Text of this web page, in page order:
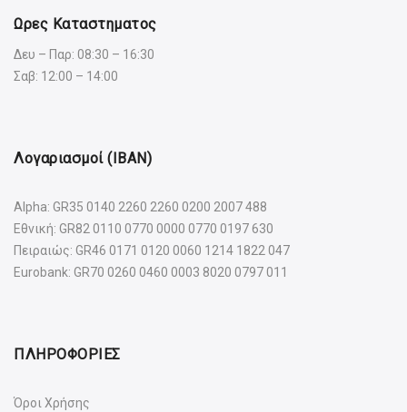
Ωρες Καταστηματος
Δευ – Παρ: 08:30 – 16:30
Σαβ: 12:00 – 14:00
Λογαριασμοί (IBAN)
Alpha: GR35 0140 2260 2260 0200 2007 488
Εθνική: GR82 0110 0770 0000 0770 0197 630
Πειραιώς: GR46 0171 0120 0060 1214 1822 047
Eurobank: GR70 0260 0460 0003 8020 0797 011
ΠΛΗΡΟΦΟΡΙΕΣ
Όροι Χρήσης